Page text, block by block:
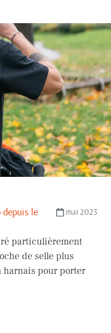
mai 2023
depuis le
particulièrement
de selle plus
harnais pour porter